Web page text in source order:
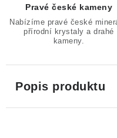
Pravé české kameny
Nabízíme pravé české
přírodní krystaly a drahé
kameny.
Popis produktu